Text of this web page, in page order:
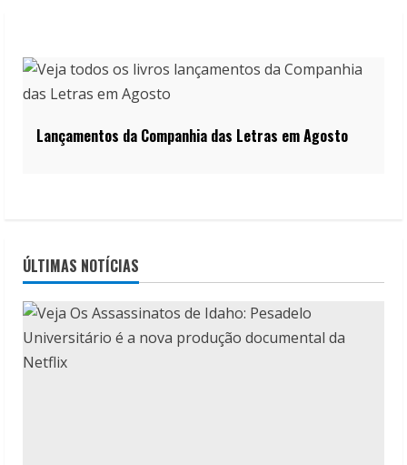
Lançamentos da Companhia das Letras em Agosto
ÚLTIMAS NOTÍCIAS